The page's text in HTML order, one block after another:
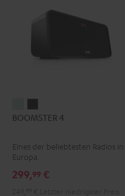
4
Green
4
Black
BOOMSTER 4
Eines der beliebtesten Radios in
Europa.
299,99 €